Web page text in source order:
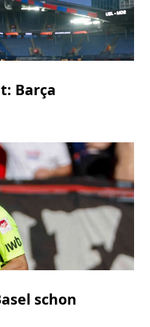
Barça
schon